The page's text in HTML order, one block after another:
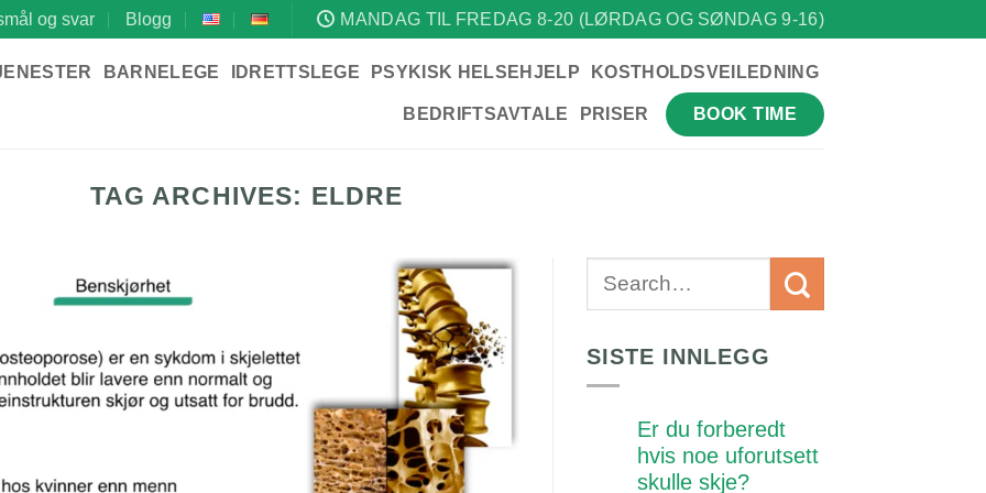
og svar Blogg MANDAG TIL FREDAG 8-20 (LØRDAG OG SØNDAG 9-16)
BARNELEGE IDRETTSLEGE PSYKISK HELSEHJELP KOSTHOLDSVEILEDNING
BEDRIFTSAVTALE PRISER BOOK TIME
TAG ARCHIVES: ELDRE
SISTE INNLEGG
Er du forberedt
hvis noe uforutsett
skulle skje?